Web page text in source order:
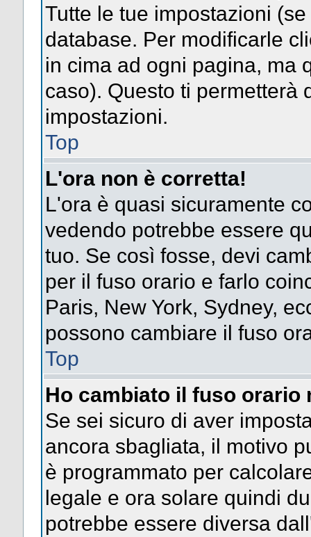
Tutte le tue impostazioni
database. Per modificarle
in cima ad ogni pagina, ma
caso). Questo ti permetterà
impostazioni.
Top
L'ora non è corretta!
L'ora è quasi sicuramente
vedendo potrebbe essere
tuo. Se così fosse, devi
per il fuso orario e farlo
Paris, New York, Sydney,
possono cambiare il fuso
Top
Ho cambiato il fuso orario
Se sei sicuro di aver
ancora sbagliata, il motivo
è programmato per
legale e ora solare quindi
potrebbe essere diversa